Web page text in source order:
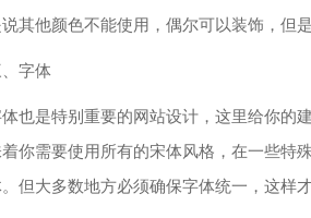
其他颜色不能使用，偶尔可以装饰，但
字体
是特别重要的网站设计，这里给你的建
你需要使用所有的宋体风格，在一些特
但大多数地方必须确保字体统一，这样才